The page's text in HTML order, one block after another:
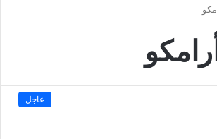
عاجل